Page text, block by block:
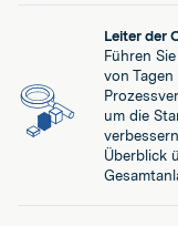
Leiter der
Führen
von
um die
Überblick